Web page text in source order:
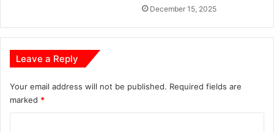
December 15, 2025
Leave a Reply
Your email address will not be published. Required fields are
marked *